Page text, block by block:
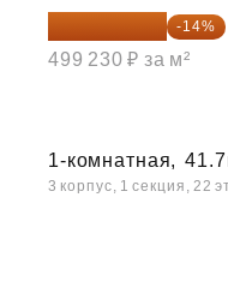
18 721 125 ₽ -14%
499 230 ₽ за м²
1-комнатная,
3 корпус, 1 секция, 22